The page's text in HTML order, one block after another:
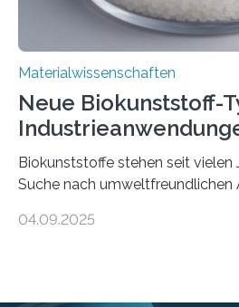
Materialwissenschaften
Neue Biokunststoff-
Biokunststoffe stehen seit vielen
Suche nach umweltfreundlichen
an fossilen Rohstoffen
04.09.2025